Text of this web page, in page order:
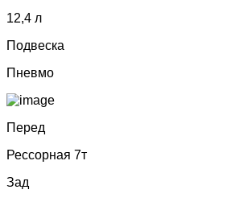
12,4 л
Подвеска
Пневмо
Перед
Рессорная 7т
Зад